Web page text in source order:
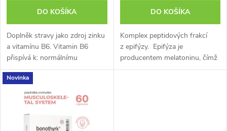
o
d
u
d
u
k
DO KOŠÍKA
Doplněk stravy jako zdroj zinku
a vitamínu B6. Vitamin B6
přispívá k: normálnímu
energetickému metabolismu
normální činnosti nervové
soustavy k normální funkci
imunitního...
DO KOŠÍKA
Komplex peptidových frakcí
z epifýzy. Epifýza je
producentem melatoninu, čímž
se podílí na regulaci
Novinka